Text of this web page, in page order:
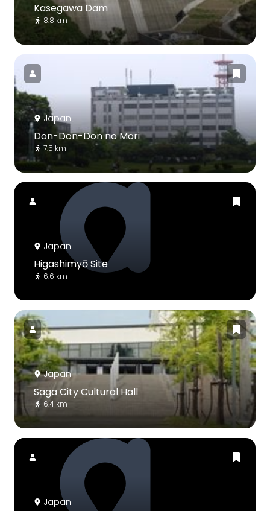
Kasegawa Dam
8.8 km
Japan
Don-Don-Don no Mori
7.5 km
Japan
Higashimyō Site
6.6 km
Japan
Saga City Cultural Hall
6.4 km
Japan